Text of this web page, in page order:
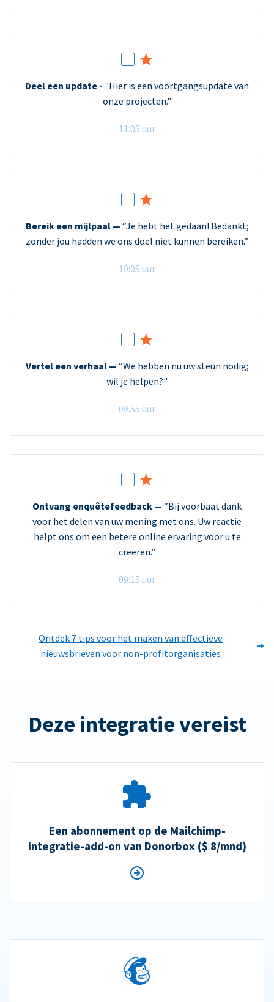
Deel een update - "Hier is een voortgangsupdate van
onze projecten."
11:05 uur
Bereik een mijlpaal — “Je hebt het gedaan! Bedankt;
zonder jou hadden we ons doel niet kunnen bereiken.”
10:05 uur
Vertel een verhaal — “We hebben nu uw steun nodig;
wil je helpen?"
09.55 uur
Ontvang enquêtefeedback — “Bij voorbaat dank
voor het delen van uw mening met ons. Uw reactie
helpt ons om een betere online ervaring voor u te
creëren.”
09:15 uur
Ontdek 7 tips voor het maken van effectieve
nieuwsbrieven voor non-profitorganisaties
Deze integratie vereist
Een abonnement op de Mailchimp-
integratie-add-on van Donorbox ($ 8/mnd)